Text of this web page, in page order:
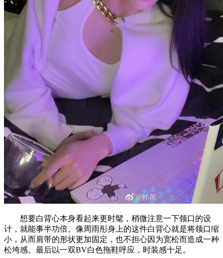
想要白背心本身看起来更时髦，稍微注意一下领口的设
计，就能事半功倍。像周雨彤身上的这件白背心就是将领口缩
小，从而肩带的形状更加固定，也不担心因为宽松而造成一种
松垮感。最后以一双BV白色拖鞋呼应，时装感十足。